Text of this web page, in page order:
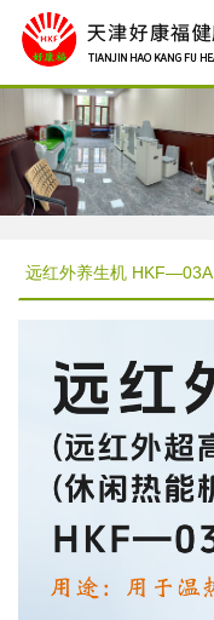
远红外养生机 HKF—03A